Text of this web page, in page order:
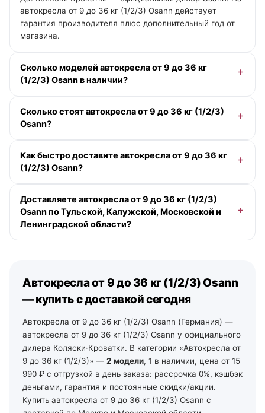
автокресла от 9 до 36 кг (1/2/3) Osann действует
гарантия производителя плюс дополнительный год от
магазина.
Сколько моделей автокресла от 9 до 36 кг
(1/2/3) Osann в наличии?
— 2 модели, из них 1 в наличии с отгрузкой сегодня.
Актуальные цены и помощь с выбором — у менеджера
Сколько стоят автокресла от 9 до 36 кг (1/2/3)
Osann?
990 ₽. Доступна рассрочка 0-0-12 без переплаты и
кэшбэк деньгами. Точную цену под вашу комплектацию
Как быстро доставите автокресла от 9 до 36 кг
(1/2/3) Osann?
13:00 в будний день доставим сегодня (если в
наличии), позже — на ближайший рабочий день,
бесплатно от 10 000 ₽ в пределах МКАД. По Санкт-
Доставляете автокресла от 9 до 36 кг (1/2/3)
Osann по Тульской, Калужской, Московской и
Ленинградской области?
Дзержинского, 35): самовывоз из зала на следующий
день после подтверждения заказа, доставка по городу
— от 490 ₽, по области — уточняйте у менеджеров. По
Ленинградской области — от 2 рабочих дней со своего
склада в Санкт-Петербурге (тел. +7 (812) 213-31-35).
Автокресла от 9 до 36 кг (1/2/3) Osann
— купить с доставкой сегодня
Автокресла от 9 до 36 кг (1/2/3) Osann (Германия) —
автокресла от 9 до 36 кг (1/2/3) Osann у официального
дилера Коляски·Кроватки. В категории «Автокресла от
9 до 36 кг (1/2/3)» — 2 модели, 1 в наличии, цена от 15
990 ₽ с отгрузкой в день заказа: рассрочка 0%, кэшбэк
деньгами, гарантия и постоянные скидки/акции.
Купить автокресла от 9 до 36 кг (1/2/3) Osann с